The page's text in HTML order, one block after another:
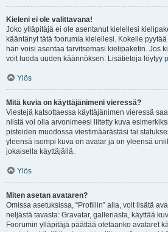
Kieleni ei ole valittavana!
Joko ylläpitäjä ei ole asentanut kielellesi
kääntänyt tätä foorumia kielellesi. Kokeile
hän voisi asentaa tarvitsemasi kielipaketin. Jos
voit luoda uuden käännöksen. Lisätietoja löytyy
Ylös
Mitä kuvia on käyttäjänimeni vieressä?
Viestejä katsottaessa käyttäjänimen vieressä
niistä voi olla arvonimeesi liitetty kuva
pisteiden muodossa viestimäärästäsi tai
yleensä isompi kuva on avatar ja on yleensä
jokaisella käyttäjällä.
Ylös
Miten asetan avataren?
Omissa asetuksissa, “Profiilin” alla, voit lisätä
neljästä tavasta: Gravatar, galleriasta, käyttää
Foorumin ylläpitäjä päättää otetaanko avataret